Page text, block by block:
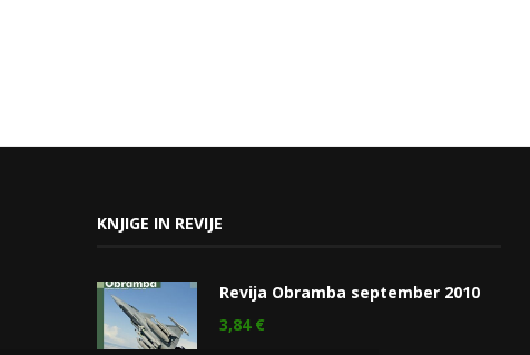
KNJIGE IN REVIJE
Revija Obramba september 2010
3,84 €